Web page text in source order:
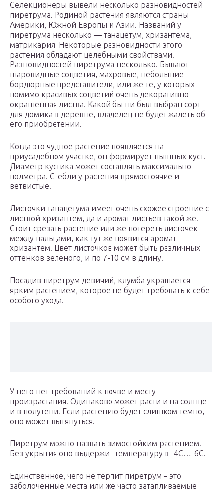
Селекционеры вывели несколько разновидностей
пиретрума. Родиной растения являются страны
Америки, Южной Европы и Азии. Названий у
пиретрума несколько — танацетум, хризантема,
матрикария. Некоторые разновидности этого
растения обладают целебными свойствами.
Разновидностей пиретрума несколько. Бывают
шаровидные соцветия, махровые, небольшие
бордюрные представители, или же те, у которых
помимо красивых соцветий очень декоративно
окрашенная листва. Какой бы ни был выбран сорт
для домика в деревне, владелец не будет жалеть об
его приобретении.
Когда это чудное растение появляется на
приусадебном участке, он формирует пышных куст.
Диаметр кустика может составлять максимально
полметра. Стебли у растения прямостоячие и
ветвистые.
Листочки танацетума имеет очень схожее строение с
листвой хризантем, да и аромат листьев такой же.
Стоит срезать растение или же потереть листочек
между пальцами, как тут же появится аромат
хризантем. Цвет листочков может быть различных
оттенков зеленого, и по 7-10 см в длину.
Посадив пиретрум девичий, клумба украшается
ярким растением, которое не будет требовать к себе
особого ухода.
У него нет требований к почве и месту
произрастания. Одинаково может расти и на солнце
и в полутени. Если растению будет слишком темно,
оно может вытянуться.
Пиретрум можно назвать зимостойким растением.
Без укрытия оно выдержит температуру в -4С…-6С.
Единственное, чего не терпит пиретрум – это
заболоченные места или же часто затапливаемые